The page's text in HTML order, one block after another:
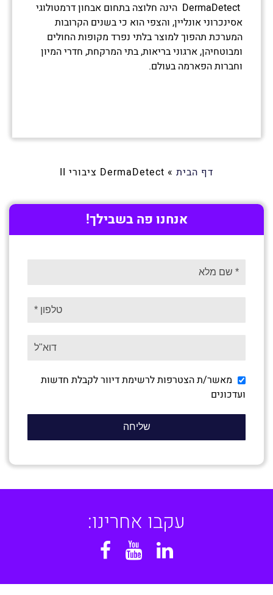
DermaDetect הינה חלוצה בתחום אבחון דרמטולוגי
אסינכרוני אונליין, והצפי הוא כי בשנים הקרובות
המערכת תהפוך למוצר בלתי נפרד מקופות החולים
ומבוטחיהן, ארגוני בריאות, בתי המרקחת, חדרי המיון
וחברות הפארמה בעולם.
דף הבית » DermaDetect ציבורי II
אנחנו פה בשבילך!
מאשר/ת הצטרפות לרשימת דיוור לקבלת חדשות
ועדכונים
עקבו אחרינו:
Linkedin
YouTube